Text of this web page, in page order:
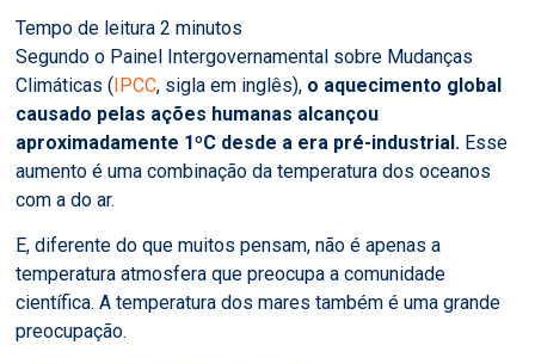
Segundo o Painel Intergovernamental sobre Mudanças
Climáticas (IPCC, sigla em inglês), o aquecimento global
causado pelas ações humanas alcançou
aproximadamente 1ºC desde a era pré-industrial. Esse
aumento é uma combinação da temperatura dos oceanos
com a do ar.
E, diferente do que muitos pensam, não é apenas a
temperatura atmosfera que preocupa a comunidade
científica. A temperatura dos mares também é uma grande
preocupação.